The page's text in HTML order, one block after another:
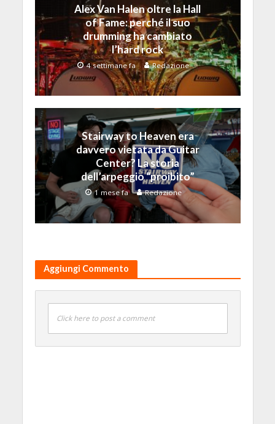
Alex Van Halen oltre la Hall
of Fame: perché il suo
drumming ha cambiato
l’hard rock
4 settimane fa Redazione
Stairway to Heaven era
davvero vietata da Guitar
Center? La storia
dell’arpeggio “proibito”
1 mese fa Redazione
Aggiungi Commento
Click here to post a comment